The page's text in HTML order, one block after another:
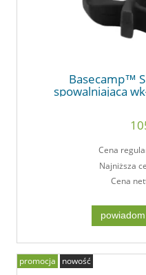
Basecamp™
spowalniająca
Cena
Najniższa
Cena
promocja nowość